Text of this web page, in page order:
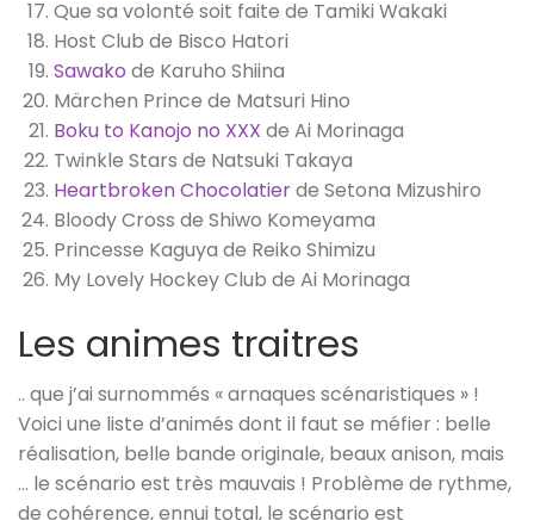
Que sa volonté soit faite de Tamiki Wakaki
Host Club de Bisco Hatori
Sawako de Karuho Shiina
Märchen Prince de Matsuri Hino
Boku to Kanojo no XXX de Ai Morinaga
Twinkle Stars de Natsuki Takaya
Heartbroken Chocolatierde Setona Mizushiro
Bloody Cross de Shiwo Komeyama
Princesse Kaguya de Reiko Shimizu
My Lovely Hockey Club de Ai Morinaga
Les animes traitres
.. que j’ai surnommés « arnaques scénaristiques » !
Voici une liste d’animés dont il faut se méfier : belle
réalisation, belle bande originale, beaux anison, mais
… le scénario est très mauvais ! Problème de rythme,
de cohérence, ennui total, le scénario est